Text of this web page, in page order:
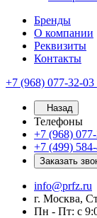
Бренды
О компании
Реквизиты
Контакты
+7 (968) 077-32-03
Назад
Телефоны
+7 (968)
+7 (499)
Заказать
info@prfz.ru
г. Москва,
Пн - Пт: с